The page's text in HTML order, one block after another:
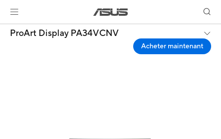
ProArt Display PA34VCNV
Acheter maintenant